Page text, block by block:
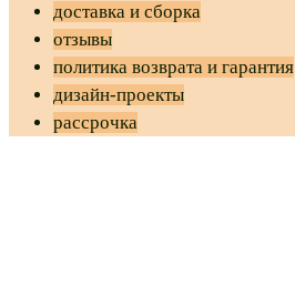
доставка и сборка
отзывы
политика возврата и гарантия
дизайн-проекты
рассрочка